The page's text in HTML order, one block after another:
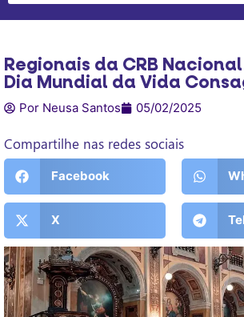
Regionais da CRB
Dia Mundial da Vida
Por Neusa Santos 05/02/2025
Compartilhe nas redes sociais
Facebook
X